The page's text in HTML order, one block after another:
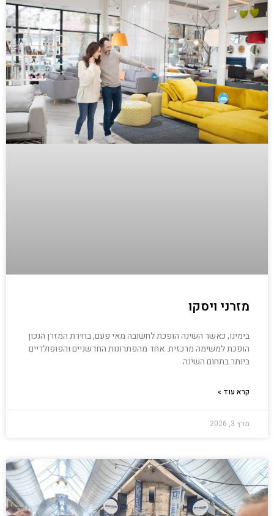
מזרני ויסקו
בימינו, כאשר השינה הופכת לחשובה מאי פעם, בחירת המזרן הנכון
הופכת למשימה מרכזית. אחד מהפתרונות החדשניים והפופולריים
ביותר בתחום השינה
קרא עוד »
מרץ 3, 2026